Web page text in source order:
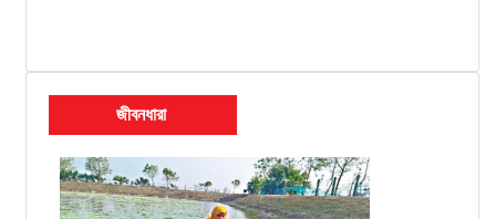
জীবনধারা